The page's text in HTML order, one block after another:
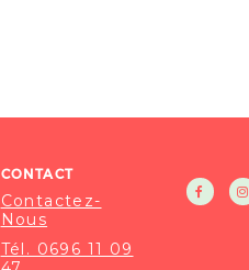
CONTACT
Contactez-
Nous
Tél. 0696 11 09